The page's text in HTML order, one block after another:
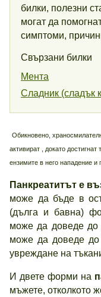
билки, полезни
могат да
симптоми,
Свързани билки
Мента
Сладник (сладък
Обикновено,
активират , докато
ензимите в него нападение и
Панкреатитът е
може да бъде в
(дълга и бавна)
може да доведе до
може да доведе до
увреждане на
И двете форми на
мъжете, отколкото